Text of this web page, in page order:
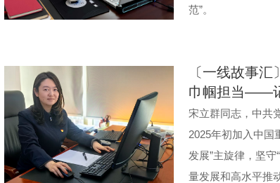
范”。
〔一线故事
巾帼担当——
宋立群同志，中共
2025年初加入中国
发展”主旋律，坚
量发展和高水平推